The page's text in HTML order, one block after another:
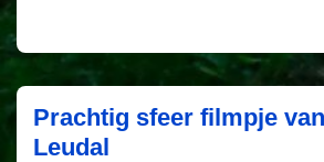
Prachtig sfeer filmpje
Leudal